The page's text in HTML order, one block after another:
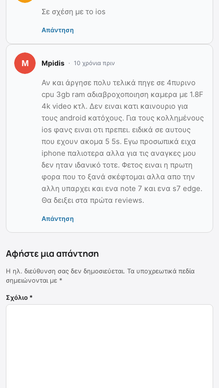
Σε σχέση με το ios
Απάντηση
Mpidis 10 χρόνια πριν
Αν και άργησε πολυ τελικά πηγε σε 4πυρινο
cpu 3gb ram αδιαβροχοποιηση καμερα με 1.8F
4k video κτλ. Δεν ειναι κατι καινουριο για
τους android κατόχους. Για τους κολλημένους
ios φανς ειναι οτι πρεπει. ειδικά σε αυτους
που εχουν ακομα 5 5s. Εγω προσωπικά ειχα
iphone παλιοτερα αλλα για τις αναγκες μου
δεν ηταν ιδανικό τοτε. Φετος ειναι η πρωτη
φορα που το ξανά σκέφτομαι αλλα απο την
αλλη υπαρχει και ενα note 7 και ενα s7 edge.
Θα δειξει στα πρώτα reviews.
Απάντηση
Αφήστε μια απάντηση
Η ηλ. διεύθυνση σας δεν δημοσιεύεται. Τα υποχρεωτικά πεδία
σημειώνονται με *
Σχόλιο *